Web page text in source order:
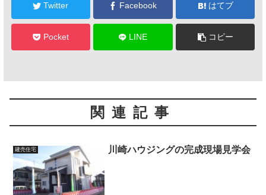
Twitter Facebook はてブ
Pocket LINE コピー
関連記事
建売住宅 川崎ハウジングの完成現場見学会